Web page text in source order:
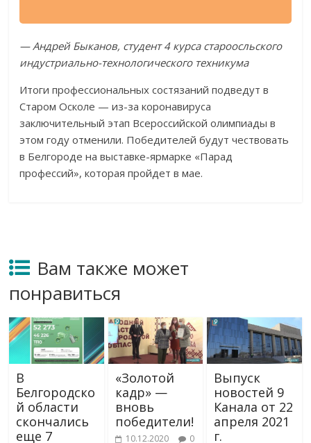
— Андрей Быканов, студент 4 курса староосльского
индустриально-технологического техникума
Итоги профессиональных состязаний подведут в
Старом Осколе — из-за коронавируса
заключительный этап Всероссийской олимпиады в
этом году отменили. Победителей будут чествовать
в Белгороде на выставке-ярмарке «Парад
профессий», которая пройдет в мае.
Вам также может
понравиться
В
Белгородско
й области
скончались
еще 7
«Золотой
кадр» —
вновь
победители!
10.12.2020 0
Выпуск
новостей 9
Канала от 22
апреля 2021
г.